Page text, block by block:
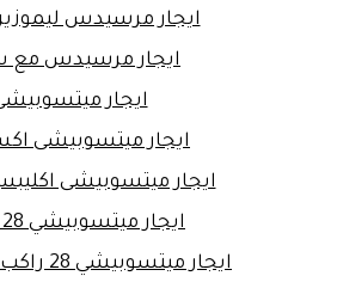
ايجار مرسيدس
ايجار مرسيدس مع
ايجار
ايجار ميتسوبيشى
ايجار ميتسوبيشى
ايجار ميتسوبيشي 28 راكب
ايجار ميتسوبيشي 28 راكب للانتقالات